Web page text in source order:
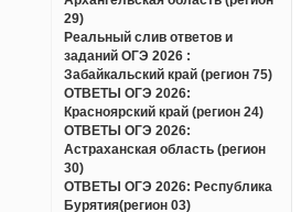
29)
Реальный слив ответов и
заданий ОГЭ 2026 :
Забайкальский край (регион 75)
ОТВЕТЫ ОГЭ 2026:
Красноярский край (регион 24)
ОТВЕТЫ ОГЭ 2026:
Астраханская область (регион
30)
ОТВЕТЫ ОГЭ 2026: Республика
Бурятия(регион 03)